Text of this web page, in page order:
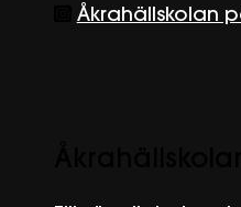
Åkrahällskolan